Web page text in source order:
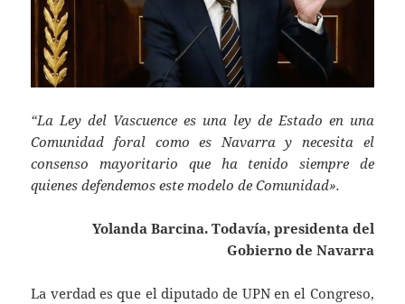
“La Ley del Vascuence es una ley de Estado en una
Comunidad foral como es Navarra y necesita el
consenso mayoritario que ha tenido siempre de
quienes defendemos este modelo de Comunidad».
Yolanda Barcina. Todavía, presidenta del
Gobierno de Navarra
La verdad es que el diputado de UPN en el Congreso,